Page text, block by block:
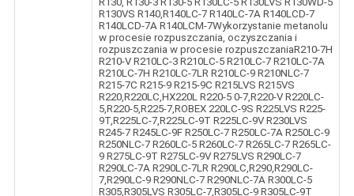
R130VS R140,R140LC-7 R140LC-7A R140LCD-7
R140LCD-7A R140LCM-7Wykorzystanie metanolu
w procesie rozpuszczania, oczyszczania i
rozpuszczania w procesie rozpuszczaniaR210-7H
R210-V R210LC-3 R210LC-5 R210LC-7 R210LC-7A
R210LC-7H R210LC-7LR R210LC-9 R210NLC-7
R215-7C R215-9 R215-9C R215LVS R215VS
R220,R220LC,HX220L R220-5 0-7,R220-V R220LC-
5,R220-5,R225-7,ROBEX 220LC-9S R225LVS R225-
9T,R225LC-7,R225LC-9T R225LC-9V R230LVS
R245-7 R245LC-9F R250LC-7 R250LC-7A R250LC-9
R250NLC-7 R260LC-5 R260LC-7 R265LC-7 R265LC-
9 R275LC-9T R275LC-9V R275LVS R290LC-7
R290LC-7A R290LC-7LR R290LC,R290,R290LC-
7,R290LC-9 R290NLC-7 R290NLC-7A R300LC-5
R305,R305LVS R305LC-7,R305LC-9 R305LC-9T